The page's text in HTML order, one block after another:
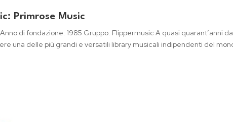
Primrose Music
di fondazione: 1985 Gruppo: Flippermusic A quasi quarant’anni
una delle più grandi e versatili library musicali indipendenti del